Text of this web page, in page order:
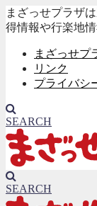
まざっせプラザ
得情報や行楽地情
まざっせプ
リンク
プライバシ
SEARCH
SEARCH